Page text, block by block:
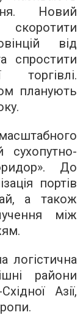
Новий
від
спростити
планують
сухопутно-
До
портів
а також
між
логістична
райони
Азії,